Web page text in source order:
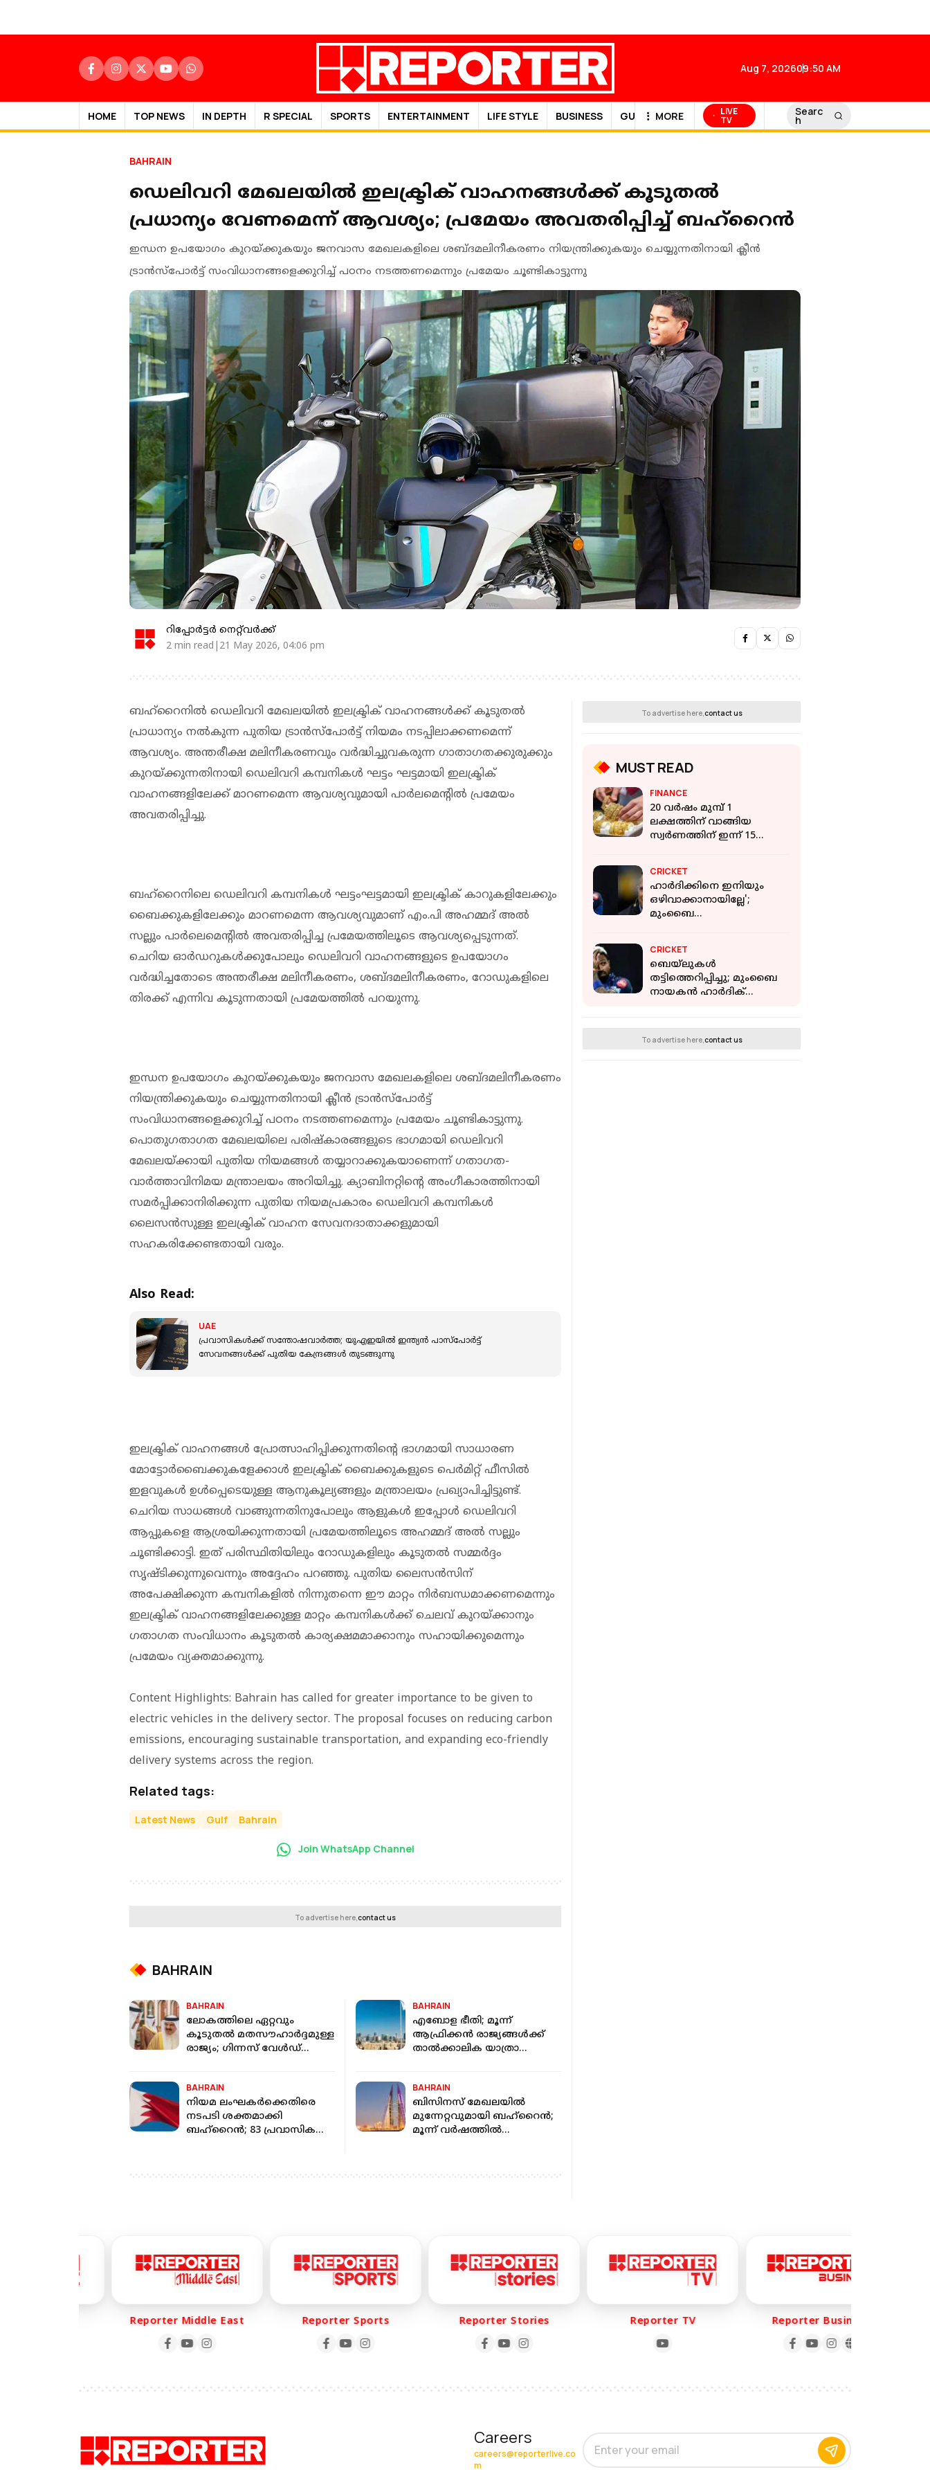
Aug 7, 202609:50 AM
HOME TOP NEWS IN DEPTH R SPECIAL SPORTS ENTERTAINMENT LIFE STYLE BUSINESS GULF NEWS
MORE LIVE
TV
Searc
h
BAHRAIN
ഡെലിവറി മേഖലയില്‍ ഇലക്ട്രിക് വാഹനങ്ങള്‍ക്ക് കൂടുതൽ
പ്രധാന്യം വേണമെന്ന് ആവശ്യം; പ്രമേയം അവതരിപ്പിച്ച് ബഹ്റൈൻ
ഇന്ധന ഉപയോഗം കുറയ്ക്കുകയും ജനവാസ മേഖലകളിലെ ശബ്ദമലിനീകരണം നിയന്ത്രിക്കുകയും ചെയ്യുന്നതിനായി ക്ലീന്‍
ട്രാന്‍സ്‌പോര്‍ട്ട് സംവിധാനങ്ങളെക്കുറിച്ച് പഠനം നടത്തണമെന്നും പ്രമേയം ചൂണ്ടികാട്ടുന്നു
റിപ്പോർട്ടർ നെറ്റ്‌വര്‍ക്ക്‌
2 min read|21 May 2026, 04:06 pm
ബഹ്‌റൈനില്‍ ഡെലിവറി മേഖലയില്‍ ഇലക്ട്രിക് വാഹനങ്ങള്‍ക്ക് കൂടുതല്‍
പ്രാധാന്യം നല്‍കുന്ന പുതിയ ട്രാന്‍സ്‌പോര്‍ട്ട് നിയമം നടപ്പിലാക്കണമെന്ന്
ആവശ്യം. അന്തരീക്ഷ മലിനീകരണവും വര്‍ദ്ധിച്ചുവകരുന്ന ഗാതാഗതക്കുരുക്കും
കുറയ്ക്കുന്നതിനായി ഡെലിവറി കമ്പനികള്‍ ഘട്ടം ഘട്ടമായി ഇലക്ട്രിക്
വാഹനങ്ങളിലേക്ക് മാറണമെന്ന ആവശ്യവുമായി പാര്‍ലമെന്റില്‍ പ്രമേയം
അവതരിപ്പിച്ചു.
ബഹ്‌റൈനിലെ ഡെലിവറി കമ്പനികള്‍ ഘട്ടംഘട്ടമായി ഇലക്ട്രിക് കാറുകളിലേക്കും
ബൈക്കുകളിലേക്കും മാറണമെന്ന ആവശ്യവുമാണ് എം.പി അഹമ്മദ് അല്‍
സല്ലും പാര്‍ലെമെന്റില്‍ അവതരിപ്പിച്ച പ്രമേയത്തിലൂടെ ആവശ്യപ്പെടുന്നത്.
ചെറിയ ഓര്‍ഡറുകള്‍ക്കുപോലും ഡെലിവറി വാഹനങ്ങളുടെ ഉപയോഗം
വര്‍ദ്ധിച്ചതോടെ അന്തരീക്ഷ മലിനീകരണം, ശബ്ദമലിനീകരണം, റോഡുകളിലെ
തിരക്ക് എന്നിവ കൂടുന്നതായി പ്രമേയത്തില്‍ പറയുന്നു.
ഇന്ധന ഉപയോഗം കുറയ്ക്കുകയും ജനവാസ മേഖലകളിലെ ശബ്ദമലിനീകരണം
നിയന്ത്രിക്കുകയും ചെയ്യുന്നതിനായി ക്ലീന്‍ ട്രാന്‍സ്‌പോര്‍ട്ട്
സംവിധാനങ്ങളെക്കുറിച്ച് പഠനം നടത്തണമെന്നും പ്രമേയം ചൂണ്ടികാട്ടുന്നു.
പൊതുഗതാഗത മേഖലയിലെ പരിഷ്‌കാരങ്ങളുടെ ഭാഗമായി ഡെലിവറി
മേഖലയ്ക്കായി പുതിയ നിയമങ്ങള്‍ തയ്യാറാക്കുകയാണെന്ന് ഗതാഗത-
വാര്‍ത്താവിനിമയ മന്ത്രാലയം അറിയിച്ചു. ക്യാബിനറ്റിന്റെ അംഗീകാരത്തിനായി
സമര്‍പ്പിക്കാനിരിക്കുന്ന പുതിയ നിയമപ്രകാരം ഡെലിവറി കമ്പനികള്‍
ലൈസന്‍സുള്ള ഇലക്ട്രിക് വാഹന സേവനദാതാക്കളുമായി
സഹകരിക്കേണ്ടതായി വരും.
Also Read:
UAE
പ്രവാസികൾക്ക് സന്തോഷവാർ‌ത്ത; യുഎഇയിൽ ഇന്ത്യൻ പാസ്‌പോർട്ട്
സേവനങ്ങൾക്ക് പുതിയ കേന്ദ്രങ്ങൾ തുടങ്ങുന്നു
ഇലക്ട്രിക് വാഹനങ്ങള്‍ പ്രോത്സാഹിപ്പിക്കുന്നതിന്റെ ഭാഗമായി സാധാരണ
മോട്ടോര്‍ബൈക്കുകളേക്കാള്‍ ഇലക്ട്രിക് ബൈക്കുകളുടെ പെര്‍മിറ്റ് ഫീസില്‍
ഇളവുകള്‍ ഉള്‍പ്പെടെയുള്ള ആനുകൂല്യങ്ങളും മന്ത്രാലയം പ്രഖ്യാപിച്ചിട്ടുണ്ട്.
ചെറിയ സാധങ്ങള്‍ വാങ്ങുന്നതിനുപോലും ആളുകള്‍ ഇപ്പോള്‍ ഡെലിവറി
ആപ്പുകളെ ആശ്രയിക്കുന്നതായി പ്രമേയത്തിലൂടെ അഹമ്മദ് അല്‍ സല്ലും
ചൂണ്ടിക്കാട്ടി. ഇത് പരിസ്ഥിതിയിലും റോഡുകളിലും കൂടുതല്‍ സമ്മര്‍ദ്ദം
സൃഷ്ടിക്കുന്നുവെന്നും അദ്ദേഹം പറഞ്ഞു. പുതിയ ലൈസന്‍സിന്
അപേക്ഷിക്കുന്ന കമ്പനികളില്‍ നിന്നുതന്നെ ഈ മാറ്റം നിര്‍ബന്ധമാക്കണമെന്നും
ഇലക്ട്രിക് വാഹനങ്ങളിലേക്കുള്ള മാറ്റം കമ്പനികള്‍ക്ക് ചെലവ് കുറയ്ക്കാനും
ഗതാഗത സംവിധാനം കൂടുതല്‍ കാര്യക്ഷമമാക്കാനും സഹായിക്കുമെന്നും
പ്രമേയം വ്യക്തമാക്കുന്നു.
Content Highlights: Bahrain has called for greater importance to be given to
electric vehicles in the delivery sector. The proposal focuses on reducing carbon
emissions, encouraging sustainable transportation, and expanding eco-friendly
delivery systems across the region.
Related tags:
Latest News Gulf Bahrain
Join WhatsApp Channel
To advertise here,contact us
BAHRAIN
BAHRAIN
ലോകത്തിലെ ഏറ്റവും
കൂടുതൽ മതസൗഹാർദ്ദമുള്ള
രാജ്യം; ​ഗിന്നസ് വേൾഡ്
BAHRAIN
എബോള ഭീതി; മൂന്ന്
ആഫ്രിക്കൻ രാജ്യങ്ങൾക്ക്
താൽക്കാലിക യാത്രാ
BAHRAIN
നിയമ ലംഘകർക്കെതിരെ
നടപടി ശക്തമാക്കി
ബഹ്റൈൻ; 83 പ്രവാസികളെ
BAHRAIN
ബിസിനസ് മേഖലയിൽ
മുന്നേറ്റവുമായി ബഹ്റൈൻ;
മൂന്ന് വർഷത്തിൽ
To advertise here, contact us
MUST READ
FINANCE
20 വർഷം മുമ്പ് 1
ലക്ഷത്തിന് വാങ്ങിയ
സ്വർണത്തിന് ഇന്ന് 15
നല്‍കിയത് ഓഹരി
CRICKET
ഹാർദിക്കിനെ ഇനിയും
ഒഴിവാക്കാനായില്ലേ';
മുംബൈ
മൈക്കൽ വോൺ
CRICKET
ബെയ്ലുകൾ
തട്ടിത്തെറിപ്പിച്ചു; മുംബൈ
നായകൻ ഹാർദിക്
To advertise here, contact us
Reporter Middle East Reporter Sports Reporter Stories Reporter TV Reporter Business
Careers
careers@reporterlive.co
m